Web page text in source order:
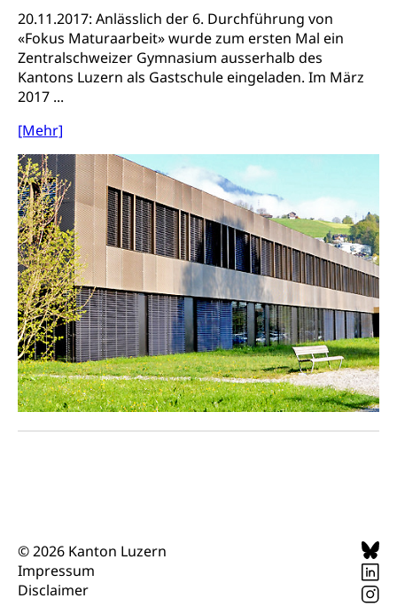
20.11.2017: Anlässlich der 6. Durchführung von
«Fokus Maturaarbeit» wurde zum ersten Mal ein
Zentralschweizer Gymnasium ausserhalb des
Kantons Luzern als Gastschule eingeladen. Im März
2017 ...
[Mehr]
© 2026 Kanton Luzern
Impressum
Disclaimer
IV für Kinder und Jugendliche (WAS Luzern)
Betreuende Angehörige
Pflegeheimliste und freie Pflegeplätze
Betreuung von Angehörigen (WAS Luzern)
Religion
Kirche, Gottesdienst, Seelsorge,
Religionsgemeinschaft
Religionsvielfalt Im Kanton Luzern (unilu)
Sport
Freizeitaktivitäten, Schulsport, Spitzensport,
Breitensport, Jugend und Sport, Sportanlagen
Olympiateam Kanton Luzern
Offene Sporthallen
Gesundheitsförderung
Jugend+Sport
Freiwilliger Schulsport
Sportförderung
Tiere
Haustiere, Heimtiere, Wildtiere, Veterinärmedizin,
Tiermedizin, Tierarzt, Tierschutz, Jagd, Fischerei,
Viehzucht
Tierschutz
Hobbytierhaltung und Bienen
Veterinärdienst
Wildtiere
Halten von Wildtieren
Todesfall
Bestattung, Beerdigung, Testament, Erbrecht,
Erbschaft, Todesschein, Todesanzeige,
Zivilstandsamt, Erben, Erbenliste
Ärztliche Todesbescheinigung
Sicherheit
Wehrpflichtersatz, Wehrpflichtersatzabgabe
Bevölkerungsschutz